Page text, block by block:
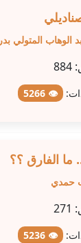
الوهاب المتولي بدر
884
👁 5266
ما الفارق ؟؟
حمدي
271
👁 5236